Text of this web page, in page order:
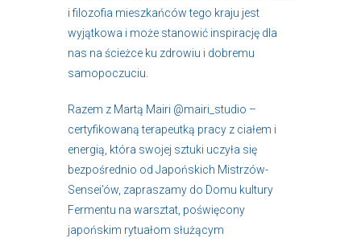
i filozofia mieszkańców tego kraju jest
wyjątkowa i może stanowić inspirację dla
nas na ścieżce ku zdrowiu i dobremu
samopoczuciu.
Razem z Martą Mairi @mairi_studio –
certyfikowaną terapeutką pracy z ciałem i
energią, która swojej sztuki uczyła się
bezpośrednio od Japońskich Mistrzów-
Sensei’ów, zapraszamy do Domu kultury
Fermentu na warsztat, poświęcony
japońskim rytuałom służącym